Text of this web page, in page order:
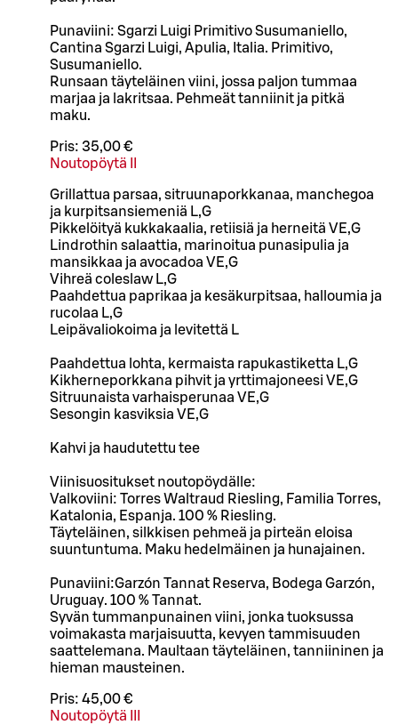
Punaviini: Sgarzi Luigi Primitivo Susumaniello,
Cantina Sgarzi Luigi, Apulia, Italia. Primitivo,
Susumaniello.
Runsaan täyteläinen viini, jossa paljon tummaa
marjaa ja lakritsaa. Pehmeät tanniinit ja pitkä
maku.
Pris: 35,00 €
Noutopöytä II
Grillattua parsaa, sitruunaporkkanaa, manchegoa
ja kurpitsansiemeniä L,G
Pikkelöityä kukkakaalia, retiisiä ja herneitä VE,G
Lindrothin salaattia, marinoitua punasipulia ja
mansikkaa ja avocadoa VE,G
Vihreä coleslaw L,G
Paahdettua paprikaa ja kesäkurpitsaa, halloumia ja
rucolaa L,G
Leipävaliokoima ja levitettä L
Paahdettua lohta, kermaista rapukastiketta L,G
Kikherneporkkana pihvit ja yrttimajoneesi VE,G
Sitruunaista varhaisperunaa VE,G
Sesongin kasviksia VE,G
Kahvi ja haudutettu tee
Viinisuositukset noutopöydälle:
Valkoviini: Torres Waltraud Riesling, Familia Torres,
Katalonia, Espanja. 100 % Riesling.
Täyteläinen, silkkisen pehmeä ja pirteän eloisa
suuntuntuma. Maku hedelmäinen ja hunajainen.
Punaviini:Garzón Tannat Reserva, Bodega Garzón,
Uruguay. 100 % Tannat.
Syvän tummanpunainen viini, jonka tuoksussa
voimakasta marjaisuutta, kevyen tammisuuden
saattelemana. Maultaan täyteläinen, tanniininen ja
hieman mausteinen.
Pris: 45,00 €
Noutopöytä III